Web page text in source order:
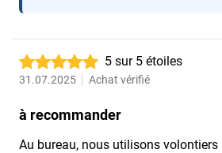
5 sur 5 étoiles
31.07.2025 Achat vérifié
à recommander
Au bureau, nous utilisons